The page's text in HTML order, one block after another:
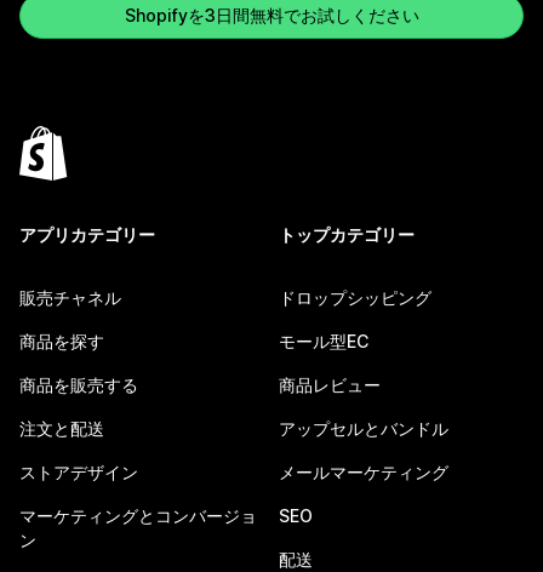
Shopifyを3日間無料でお試しください
アプリカテゴリー
販売チャネル
商品を探す
商品を販売する
注文と配送
ストアデザイン
マーケティングとコンバージョ
ン
トップカテゴリー
ドロップシッピング
モール型EC
商品レビュー
アップセルとバンドル
メールマーケティング
SEO
配送